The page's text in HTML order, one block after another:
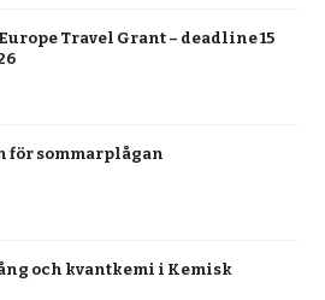
Travel Grant – deadline 15
för sommarplågan
och kvantkemi i Kemisk